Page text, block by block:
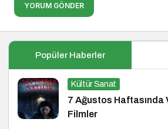
YORUM GÖNDER
Popüler Haberler
Kültür Sanat
7 Ağustos Haftasında
Filmler